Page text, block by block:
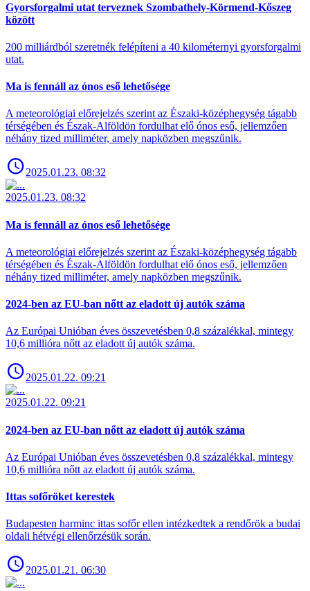
Gyorsforgalmi utat terveznek Szombathely-Körmend-Kőszeg
között
200 milliárdból szeretnék felépíteni a 40 kilométernyi gyorsforgalmi
utat.
Ma is fennáll az ónos eső lehetősége
A meteorológiai előrejelzés szerint az Északi-középhegység tágabb
térségében és Észak-Alföldön fordulhat elő ónos eső, jellemzően
néhány tized milliméter, amely napközben megszűnik.
2025.01.23. 08:32
2025.01.23. 08:32
Ma is fennáll az ónos eső lehetősége
A meteorológiai előrejelzés szerint az Északi-középhegység tágabb
térségében és Észak-Alföldön fordulhat elő ónos eső, jellemzően
néhány tized milliméter, amely napközben megszűnik.
2024-ben az EU-ban nőtt az eladott új autók száma
Az Európai Unióban éves összevetésben 0,8 százalékkal, mintegy
10,6 millióra nőtt az eladott új autók száma.
2025.01.22. 09:21
2025.01.22. 09:21
2024-ben az EU-ban nőtt az eladott új autók száma
Az Európai Unióban éves összevetésben 0,8 százalékkal, mintegy
10,6 millióra nőtt az eladott új autók száma.
Ittas sofőröket kerestek
Budapesten harminc ittas sofőr ellen intézkedtek a rendőrök a budai
oldali hétvégi ellenőrzésük során.
2025.01.21. 06:30